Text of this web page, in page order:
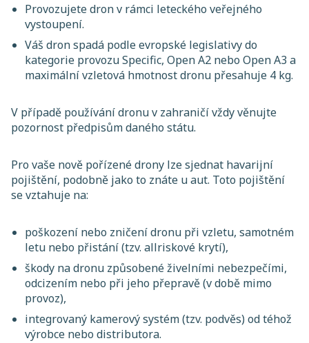
Provozujete dron v rámci leteckého veřejného
vystoupení.
Váš dron spadá podle evropské legislativy do
kategorie provozu Specific, Open A2 nebo Open A3 a
maximální vzletová hmotnost dronu přesahuje 4 kg.
V případě používání dronu v zahraničí vždy věnujte
pozornost předpisům daného státu.
Pro vaše nově pořízené drony lze sjednat havarijní
pojištění, podobně jako to znáte u aut. Toto pojištění
se vztahuje na:
poškození nebo zničení dronu při vzletu, samotném
letu nebo přistání (tzv. allriskové krytí),
škody na dronu způsobené živelními nebezpečími,
odcizením nebo při jeho přepravě (v době mimo
provoz),
integrovaný kamerový systém (tzv. podvěs) od téhož
výrobce nebo distributora.